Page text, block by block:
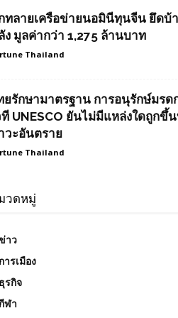
ทลายเครือข่ายนอมินีทุนจีน ยึดบ้
ง มูลค่ากว่า 1,275 ล้านบาท
Thailand
ยรักษามาตรฐาน การอนุรักษ์มรด
ที UNESCO ยันไม่มีแหล่งใดถูกขึ้
วะอันตราย
Thailand
วดหมู่
าว
ารเมือง
ธุรกิจ
ฬา